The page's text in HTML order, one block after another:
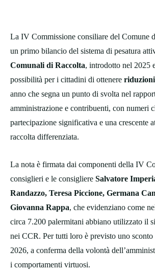
La IV Commissione consiliare del Comune
un primo bilancio del sistema di pesatura
Comunali di Raccolta, introdotto nel 2025
possibilità per i cittadini di ottenere
anno che segna un punto di svolta nel
amministrazione e contribuenti, con numeri
partecipazione significativa e una crescente
raccolta differenziata.
La nota è firmata dai componenti della IV
consiglieri e le consigliere Salvatore
Randazzo, Teresa Piccione, Germana
Giovanna Rappa, che evidenziano come
circa 7.200 palermitani abbiano utilizzato il
nei CCR. Per tutti loro è previsto uno
2026, a conferma della volontà
i comportamenti virtuosi.